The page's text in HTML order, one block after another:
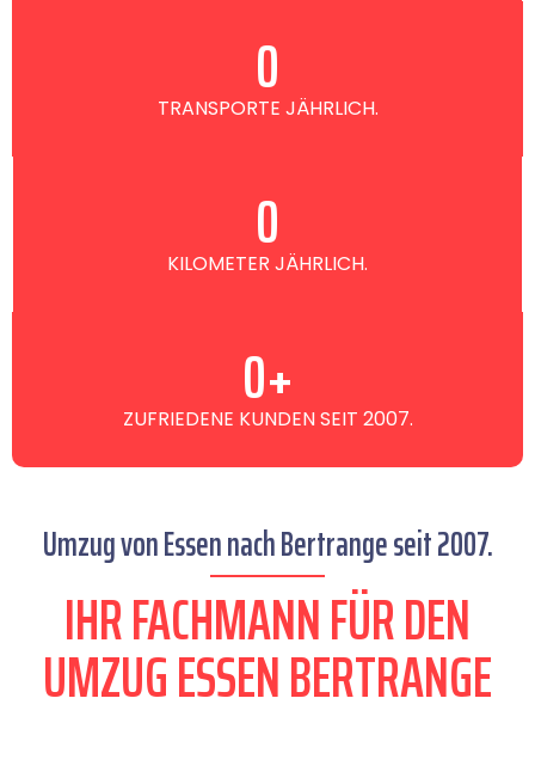
TRANSPORTE JÄHRLICH.
0
KILOMETER JÄHRLICH.
0
ZUFRIEDENE KUNDEN SEIT 2007.
0+
Umzug von Essen nach Bertrange seit 2007.
IHR FACHMANN FÜR DEN
UMZUG ESSEN BERTRANGE